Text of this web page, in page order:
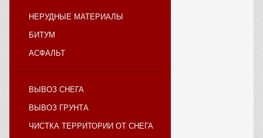
НЕРУДНЫЕ МАТЕРИАЛЫ
БИТУМ
АСФАЛЬТ
ВЫВОЗ СНЕГА
ВЫВОЗ ГРУНТА
ЧИСТКА ТЕРРИТОРИИ ОТ СНЕГА